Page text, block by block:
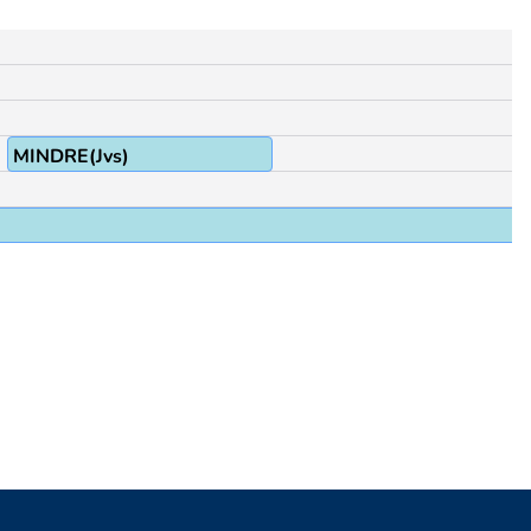
MINDRE(Jvs)